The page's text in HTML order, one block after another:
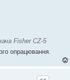
Fisher CZ-5
опрацювання.